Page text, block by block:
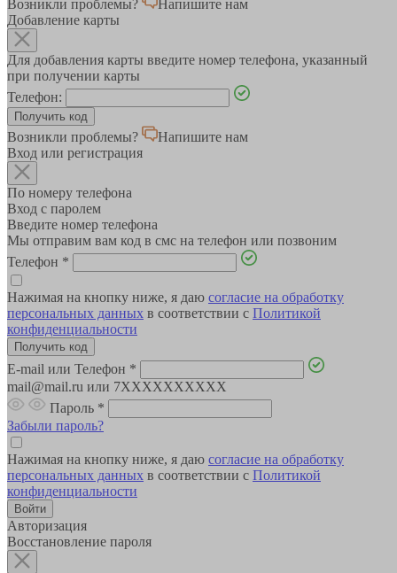
Возникли проблемы?
Напишите нам
Добавление карты
Для добавления карты введите номер телефона, указанный
при получении карты
Телефон:
Возникли проблемы?
Напишите нам
Вход или регистрация
По номеру телефона
Вход с паролем
Введите номер телефона
Мы отправим вам код в смс на телефон или позвоним
Телефон *
Нажимая на кнопку ниже, я даю согласие на обработку
персональных данных в соответствии с Политикой
конфиденциальности
E-mail или Телефон *
mail@mail.ru или 7XXXXXXXXXX
Пароль *
Забыли пароль?
Нажимая на кнопку ниже, я даю согласие на обработку
персональных данных в соответствии с Политикой
конфиденциальности
Авторизация
Восстановление пароля